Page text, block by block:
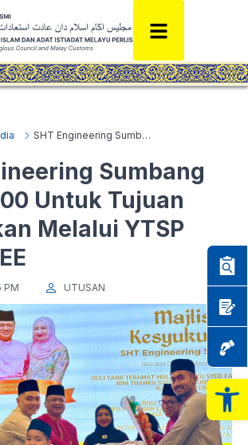
SHT Engineering Sumbang RM100,000 Untuk Tujuan Pendidikan Melalui YTSP Dan FCoEE
Sumbang
Untuk Tujuan
Melalui YTSP
PM UTUSAN